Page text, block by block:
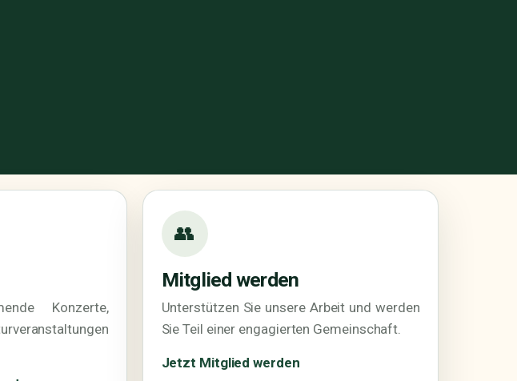
Konzerte,
👥
Mitglied werden
Unterstützen Sie unsere Arbeit und werden
Sie Teil einer engagierten Gemeinschaft.
Jetzt Mitglied werden